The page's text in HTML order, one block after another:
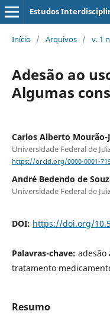
Estudos
Início / Arquivos / v. 1
Adesão ao
Algumas
Carlos Alberto Mourão-
Universidade Federal de
https://orcid.org/0000-0001-
André Bedendo de
Universidade Federal de
DOI: https://doi.org/
Palavras-chave: adesão
tratamento
Resumo